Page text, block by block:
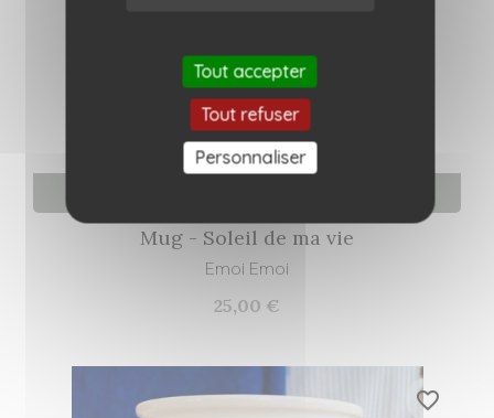
Tout accepter
Tout refuser
Personnaliser
Mug - Soleil de ma vie
Emoi Emoi
25,00 €
favorite_border